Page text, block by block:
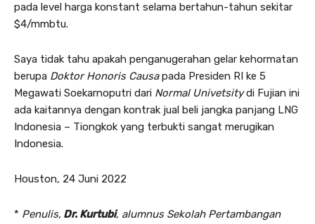
pada level harga konstant selama bertahun-tahun sekitar
$4/mmbtu.
Saya tidak tahu apakah penganugerahan gelar kehormatan
berupa Doktor Honoris Causapada Presiden RI ke 5
Megawati Soekarnoputri dari Normal Univetsitydi Fujian ini
ada kaitannya dengan kontrak jual beli jangka panjang LNG
Indonesia – Tiongkok yang terbukti sangat merugikan
Indonesia.
Houston, 24 Juni 2022
* Penulis, Dr. Kurtubi, alumnus Sekolah Pertambangan